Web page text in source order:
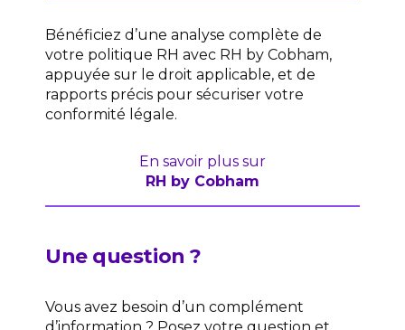
Bénéficiez d’une analyse complète de
votre politique RH avec RH by Cobham,
appuyée sur le droit applicable, et de
rapports précis pour sécuriser votre
conformité légale.
En savoir plus sur
RH by Cobham
Une question ?
Vous avez besoin d’un complément